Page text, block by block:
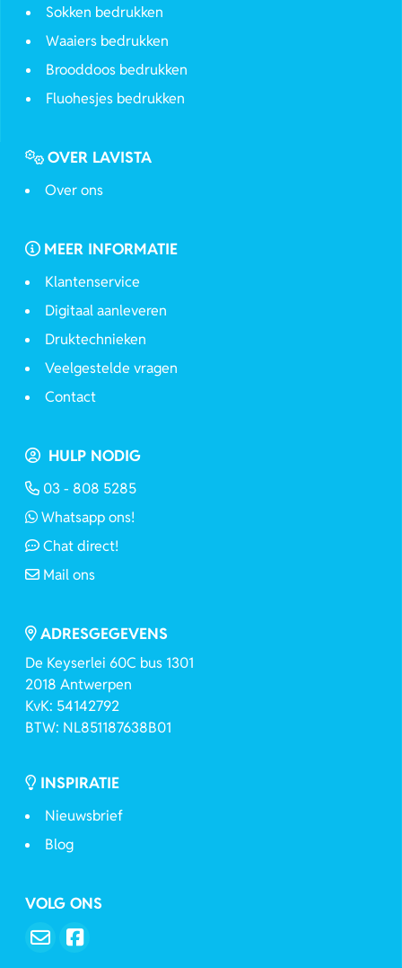
Sokken bedrukken
Waaiers bedrukken
Brooddoos bedrukken
Fluohesjes bedrukken
OVER LAVISTA
Over ons
MEER INFORMATIE
Klantenservice
Digitaal aanleveren
Druktechnieken
Veelgestelde vragen
Contact
HULP NODIG
03 - 808 5285
Whatsapp ons!
Chat direct!
Mail ons
ADRESGEGEVENS
De Keyserlei 60C bus 1301
2018 Antwerpen
KvK: 54142792
BTW: NL851187638B01
INSPIRATIE
Nieuwsbrief
Blog
VOLG ONS